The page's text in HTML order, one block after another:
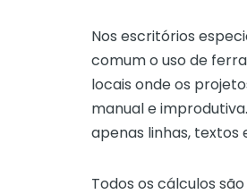
Nos escritórios
comum o uso de
locais onde os
manual e
apenas linhas,
Todos os cálculos